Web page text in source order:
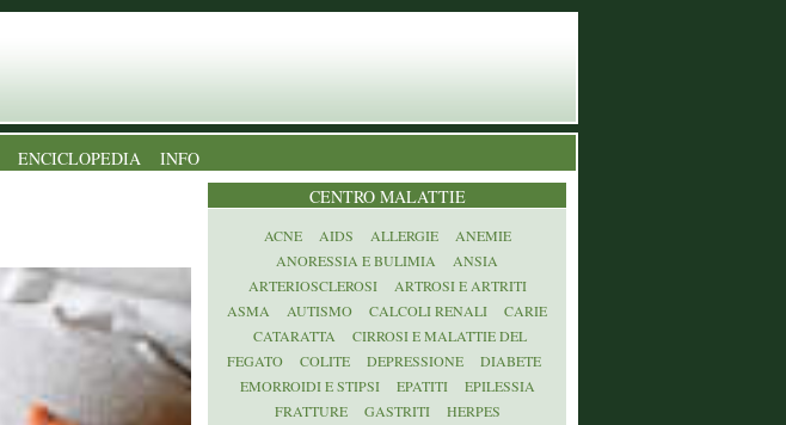
ENCICLOPEDIA INFO
CENTRO MALATTIE
ACNE AIDS ALLERGIE
ANEMIE
ANORESSIA E BULIMIA
ANSIA
ARTERIOSCLEROSI
ARTROSI E ARTRITI
ASMA
AUTISMO CALCOLI RENALI
CARIE
CATARATTA
CIRROSI E MALATTIE DEL
FEGATO
COLITE DEPRESSIONE
DIABETE
EMORROIDI E STIPSI
EPATITI
EPILESSIA
FRATTURE
GASTRITI
HERPES